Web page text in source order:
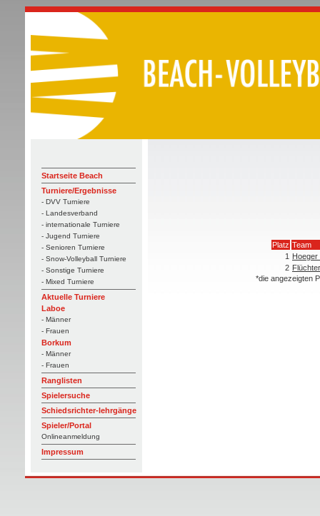
Startseite Beach
Turniere/Ergebnisse
- DVV Turniere
- Landesverband
- internationale Turniere
- Jugend Turniere
- Senioren Turniere
- Snow-Volleyball Turniere
- Sonstige Turniere
- Mixed Turniere
Aktuelle Turniere
Laboe
- Männer
- Frauen
Borkum
- Männer
- Frauen
Ranglisten
Spielersuche
Schiedsrichter-lehrgänge
Spieler/Portal
Onlineanmeldung
Impressum
Platz Team
1 Hoeger
2
*die angezeigten